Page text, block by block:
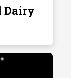
Dairy